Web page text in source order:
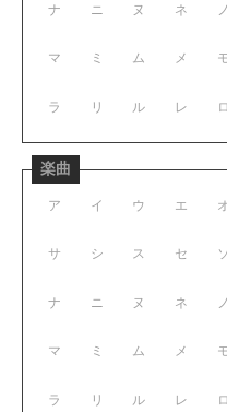
ナ ニ ヌ ネ ノ
マ ミ ム メ
ラ リ ル レ ロ
楽曲
ア イ ウ エ
サ シ ス セ ソ
ナ ニ ヌ ネ ノ
マ ミ ム メ
ラ リ ル レ ロ